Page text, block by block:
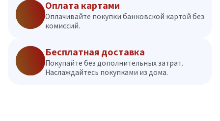
Оплата картами
Оплачивайте покупки банковской картой без
комиссий.
Бесплатная доставка
Покупайте без дополнительных затрат.
Наслаждайтесь покупками из дома.